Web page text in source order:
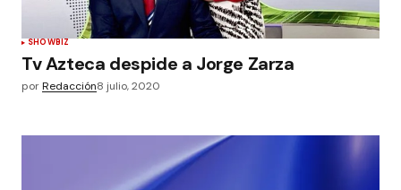
SHOWBIZ
Tv Azteca despide a Jorge Zarza
porRedacción8 julio, 2020